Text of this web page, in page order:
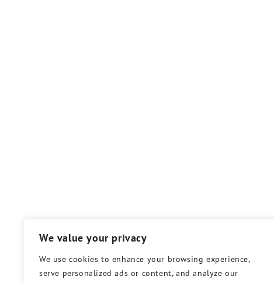
We value your privacy
We use cookies to enhance your browsing experience,
serve personalized ads or content, and analyze our